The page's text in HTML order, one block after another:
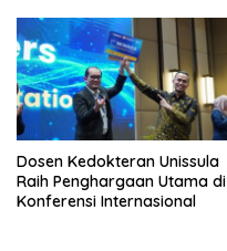
Dosen Kedokteran Unissula
Raih Penghargaan Utama di
Konferensi Internasional